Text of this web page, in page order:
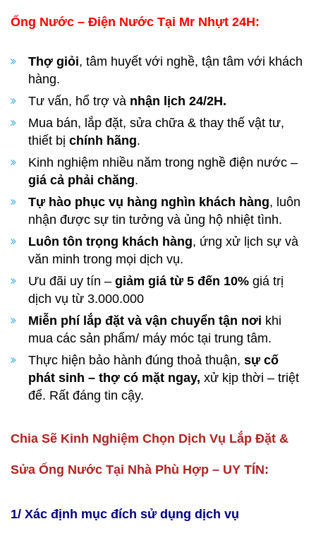
Ống Nước – Điện Nước Tại Mr Nhựt 24H:
Thợ giỏi, tâm huyết với nghề, tận tâm với khách
hàng.
Tư vấn, hổ trợ và nhận lịch 24/2H.
Mua bán, lắp đặt, sửa chữa & thay thế vật tư,
thiết bị chính hãng.
Kinh nghiệm nhiều năm trong nghề điện nước –
giá cả phải chăng.
Tự hào phục vụ hàng nghìn khách hàng, luôn
nhận được sự tin tưởng và ủng hộ nhiệt tình.
Luôn tôn trọng khách hàng, ứng xử lịch sự và
văn minh trong mọi dịch vụ.
Ưu đãi uy tín – giảm giá từ 5 đến 10% giá trị
dịch vụ từ 3.000.000
Miễn phí lắp đặt và vận chuyển tận nơi khi
mua các sản phẩm/ máy móc tại trung tâm.
Thực hiện bảo hành đúng thoả thuận, sự cố
phát sinh – thợ có mặt ngay, xử kịp thời – triệt
để. Rất đáng tin cậy.
Chia Sẽ Kinh Nghiệm Chọn Dịch Vụ Lắp Đặt &
Sửa Ống Nước Tại Nhà Phù Hợp – UY TÍN:
1/ Xác định mục đích sử dụng dịch vụ